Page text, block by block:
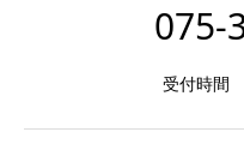
075-
受付時間